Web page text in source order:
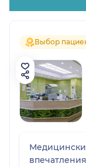
Выбор